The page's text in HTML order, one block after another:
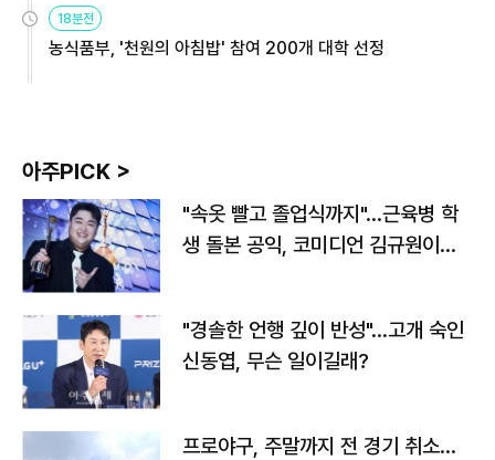
18분전
농식품부, '천원의 아침밥' 참여 200개 대학 선정
아주PICK >
"속옷 빨고 졸업식까지"…근육병 학
생 돌본 공익, 코미디언 김규원이었
"경솔한 언행 깊이 반성"…고개 숙인
신동엽, 무슨 일이길래?
프로야구, 주말까지 전 경기 취소…